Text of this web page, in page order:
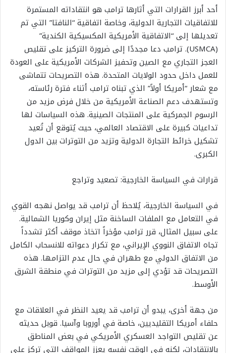
أحد أبرز القرارات التي أثارها ترامب هو انتقاداته المستمرة
للاتفاقيات التجارية الدولية، وخاصة اتفاقية “النافتا” التي تم
تعديلها إلى “الاتفاقية الأمريكية المكسيكية الكندية”
(USMCA). ترامب دعا مجددًا إلى ضرورة التركيز على تقليص
العجز التجاري مع الصين وتحفيز الشركات الأمريكية على العودة
للعمل داخل حدود الولايات المتحدة. هذه التصريحات تتماشى
مع شعار “أمريكا أولاً” الذي تبناه ترامب أثناء فترة رئاسته،
وتستهدف دعم الصناعة الأمريكية من خلال فرض مزيد من
الرسوم الجمركية على المنتجات الصينية. هذه السياسات لها
تداعيات كبيرة على الاقتصاد العالمي، حيث يُتوقع أن تُعيد
تشكيل خرائط التجارة الدولية وتزيد من التوترات بين الدول
الكبرى.
قرارات في السياسة الخارجية: تصعيد وتراجع
في السياسة الخارجية، يُلاحظ أن ترامب قد يواصل نهجه القوي
في التعامل مع الملفات الساخنة مثل إيران وكوريا الشمالية.
على سبيل المثال، قرر ترامب مؤخراً اتخاذ موقف أكثر تشدداً
تجاه الاتفاق النووي الإيراني، مع تكرار دعواته للانسحاب الكامل
من الاتفاق الدولي مع طهران في حال عدم التزامها. هذه
التصريحات قد تؤدي إلى مزيد من التوترات في منطقة الشرق
الأوسط.
من جهة أخرى، يبدو أن ترامب قد يعيد النظر في العلاقات مع
حلفاء أمريكا التقليديين، خاصة في أوروبا وآسيا. قوبل حديثه
عن تقليص التواجد العسكري الأمريكي في بعض المناطق
بالانتقادات، لكنه في الوقت نفسه يعزز المواقف التي تركز على